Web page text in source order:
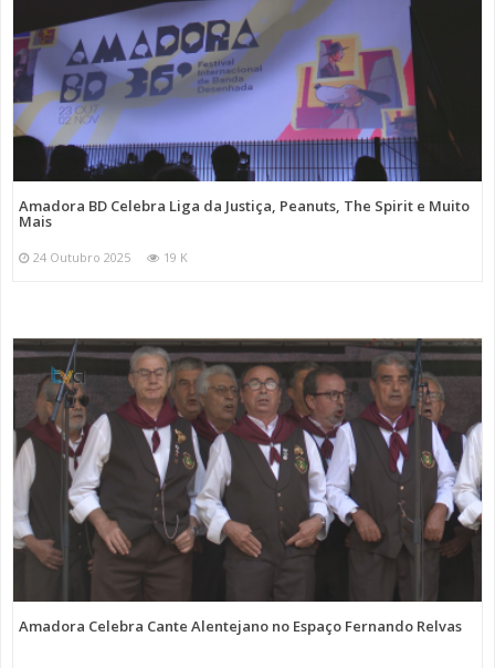
Amadora BD Celebra Liga da Justiça, Peanuts, The Spirit e Muito
Mais
24 Outubro 2025 19 K
Amadora Celebra Cante Alentejano no Espaço Fernando Relvas